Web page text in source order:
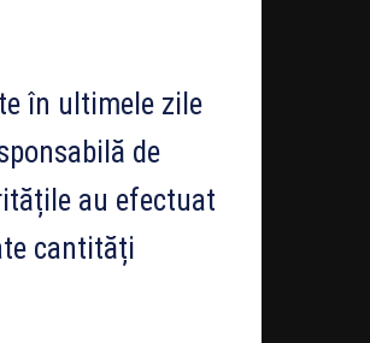
în ultimele zile
de
au efectuat
cantități